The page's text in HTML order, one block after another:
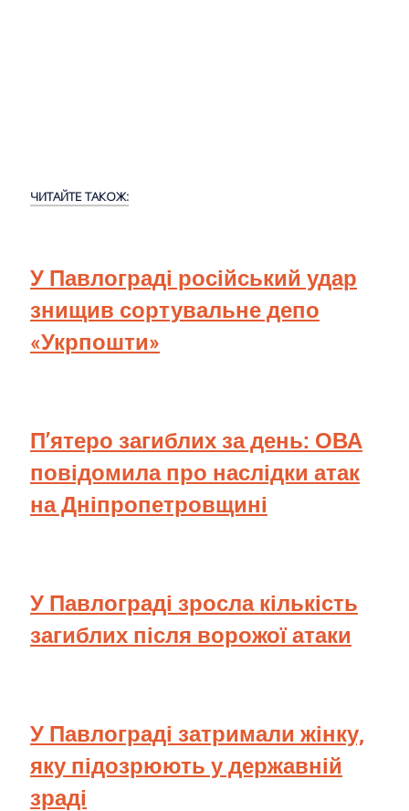
ЧИТАЙТЕ ТАКОЖ:
У Павлограді російський удар
знищив сортувальне депо
«Укрпошти»
П’ятеро загиблих за день: ОВА
повідомила про наслідки атак
на Дніпропетровщині
У Павлограді зросла кількість
загиблих після ворожої атаки
У Павлограді затримали жінку,
яку підозрюють у державній
зраді